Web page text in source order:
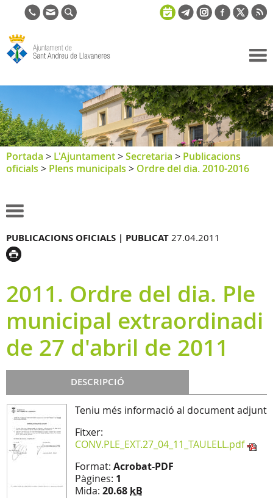
de Sant
Andreu de
Llavaneres
Portada > L'Ajuntament>Secretaria > Publicacions
oficials > Plens municipals > Ordre del dia. 2010-2016
PUBLICACIONS OFICIALS | PUBLICAT 27.04.2011
2011. Ordre del dia. Ple
municipal extraordinadi
de 27 d'abril de 2011
DESCRIPCIÓ
Teniu més informació al document adjunt
Fitxer:
CONV.PLE_EXT.27_04_11_TAULELL.pdf
Format: Acrobat-PDF
Pàgines: 1
Mida: 20.68 kB